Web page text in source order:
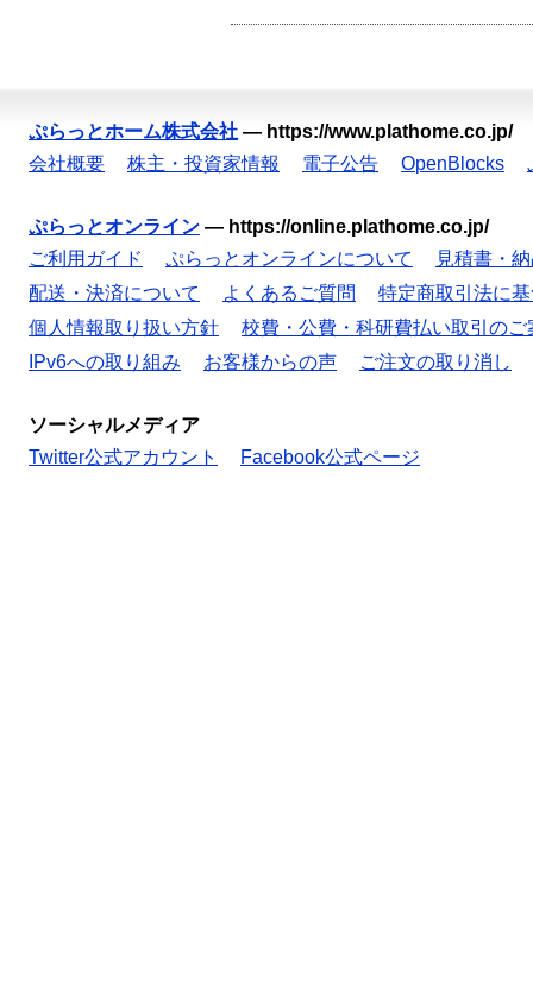
ぷらっとホーム株式会社 — https://www.plathome.co.jp/
会社概要
株主・投資家情報 電子公告 OpenBlocks
ぷらっとオンライン — https://online.plathome.co.jp/
ご利用ガイド
ぷらっとオンラインについて
見積書・
配送・決済について
よくあるご質問
特定商取引法に
個人情報取り扱い方針
校費・公費・科研費払い取引のご
IPv6への取り組み
お客様からの声 ご注文の取り消し
ソーシャルメディア
Twitter公式アカウント
Facebook公式ページ